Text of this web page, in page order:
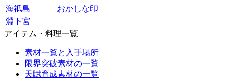
海祇島
おかしな印
淵下宮
アイテム・料理一覧
素材一覧と入手場所
限界突破素材の一覧
天賦育成素材の一覧